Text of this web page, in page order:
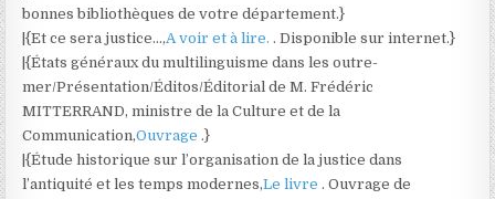
bonnes bibliothèques de votre département.}
|{Et ce sera justice…,A voir et à lire.. Disponible sur internet.}
|{États généraux du multilinguisme dans les outre-
mer/Présentation/Éditos/Éditorial de M. Frédéric
MITTERRAND, ministre de la Culture et de la
Communication,Ouvrage.}
|{Étude historique sur l’organisation de la justice dans
l’antiquité et les temps modernes,Le livre. Ouvrage de